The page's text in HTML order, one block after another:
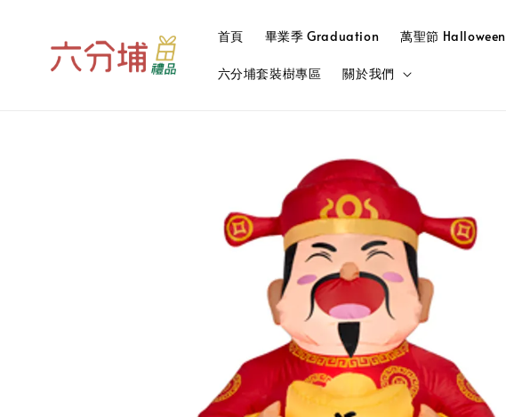
首頁 畢業季 Graduation 萬聖節 Halloween
六分埔套裝樹專區 關於我們